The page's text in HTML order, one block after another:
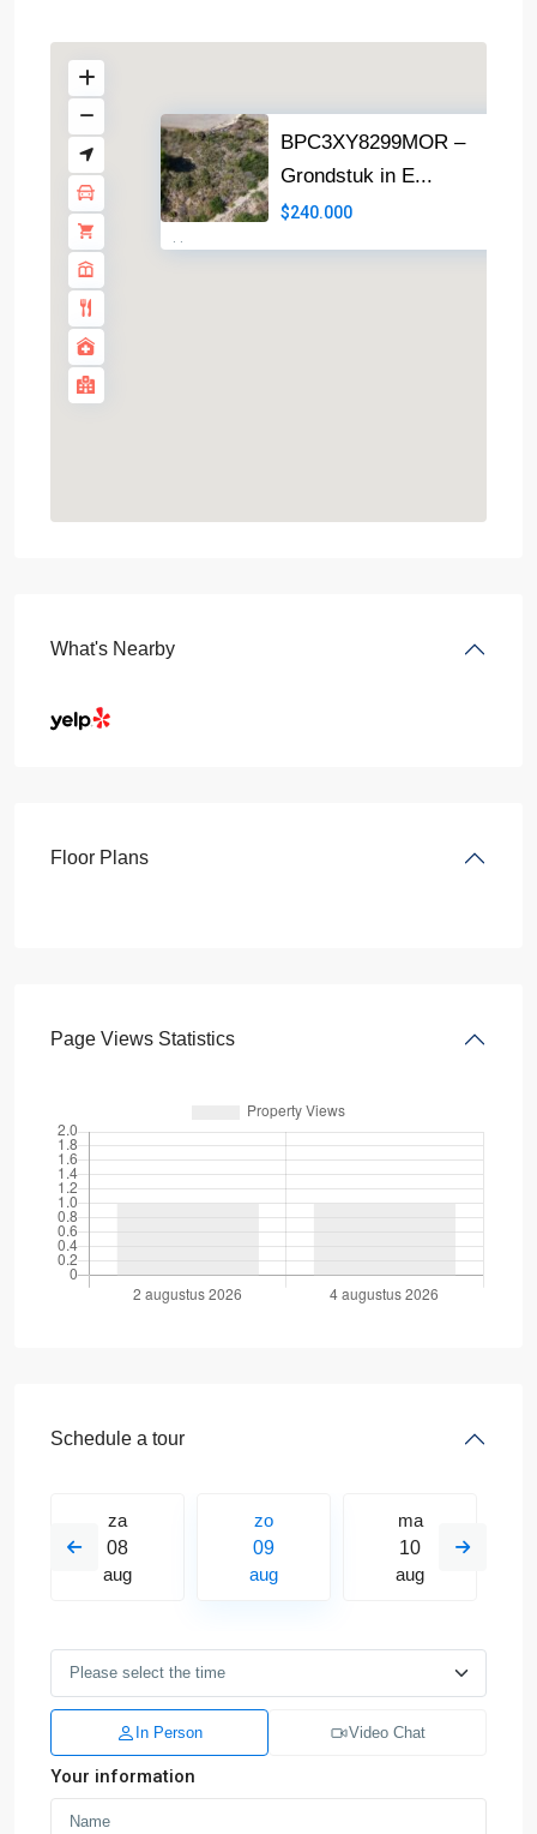
BPC3XY8299MOR –
Grondstuk in E...
$240.000
· ·
What's Nearby
Floor Plans
Page Views Statistics
Schedule a tour
za
08
aug
zo
09
aug
ma
10
aug
In Person Video Chat
Your information